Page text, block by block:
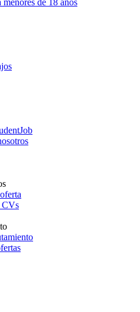
menores de 18 años
CVs